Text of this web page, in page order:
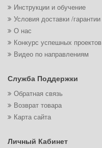
Инструкции и обучение
Условия доставки /гарантии
О нас
Конкурс успешных проектов
Видео по направлениям
Служба Поддержки
Обратная связь
Возврат товара
Карта сайта
Личный Кабинет